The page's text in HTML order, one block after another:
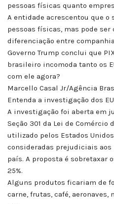
pessoas físicas quanto
A entidade acrescentou que
pessoas físicas, mas pode ser
diferenciação entre
Governo Trump conclui que
brasileiro incomoda tanto os
com ele agora?
Marcello Casal Jr/Agência
Entenda a investigação dos
A investigação foi aberta em
Seção 301 da Lei de Comércio
utilizado pelos Estados
consideradas prejudiciais
país. A proposta é sobretaxar
25%.
Alguns produtos ficariam de
carne, frutas, café,